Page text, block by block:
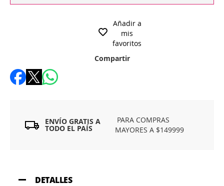
Añadir a
mis
favoritos
Compartir
ENVÍO GRATIS A
TODO EL PAÍS
PARA COMPRAS
MAYORES A $149999
DETALLES